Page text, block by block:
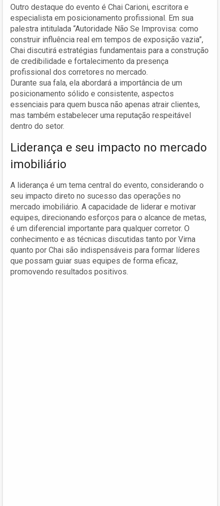
Outro destaque do evento é Chai Carioni, escritora e
especialista em posicionamento profissional. Em sua
palestra intitulada “Autoridade Não Se Improvisa: como
construir influência real em tempos de exposição vazia”,
Chai discutirá estratégias fundamentais para a construção
de credibilidade e fortalecimento da presença
profissional dos corretores no mercado.
Durante sua fala, ela abordará a importância de um
posicionamento sólido e consistente, aspectos
essenciais para quem busca não apenas atrair clientes,
mas também estabelecer uma reputação respeitável
dentro do setor.
Liderança e seu impacto no mercado
imobiliário
A liderança é um tema central do evento, considerando o
seu impacto direto no sucesso das operações no
mercado imobiliário. A capacidade de liderar e motivar
equipes, direcionando esforços para o alcance de metas,
é um diferencial importante para qualquer corretor. O
conhecimento e as técnicas discutidas tanto por Virna
quanto por Chai são indispensáveis para formar líderes
que possam guiar suas equipes de forma eficaz,
promovendo resultados positivos.